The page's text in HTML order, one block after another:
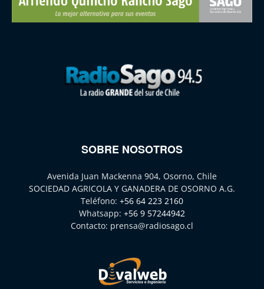
SOBRE NOSOTROS
Avenida Juan Mackenna 904, Osorno, Chile
SOCIEDAD AGRICOLA Y GANADERA DE OSORNO A.G.
Teléfono: +56 64 223 2160
Whatsapp: +56 9 57244942
Contacto: prensa@radiosago.cl